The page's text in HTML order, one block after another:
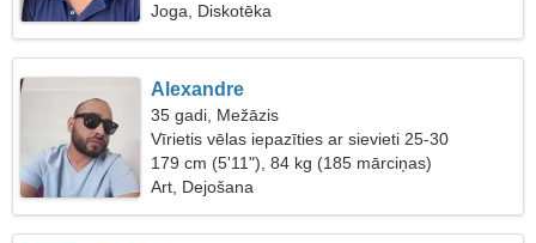
Joga, Diskotēka
Alexandre
35 gadi, Mežāzis
Vīrietis vēlas iepazīties ar sievieti 25-30
179 cm (5'11"), 84 kg (185 mārciņas)
Art, Dejošana